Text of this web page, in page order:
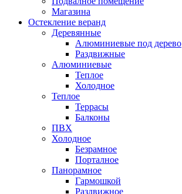
Магазина
Остекление веранд
Деревянные
Алюминиевые под дерево
Раздвижные
Алюминиевые
Теплое
Холодное
Теплое
Террасы
Балконы
ПВХ
Холодное
Безрамное
Порталное
Панорамное
Гармошкой
Раздвижное